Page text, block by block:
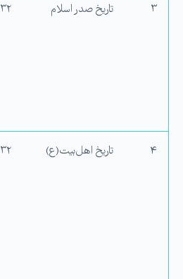
۳ تاریخ صدر اسلام ۳۲
۴ تاریخ اهل‌بیت(ع) ۳۲